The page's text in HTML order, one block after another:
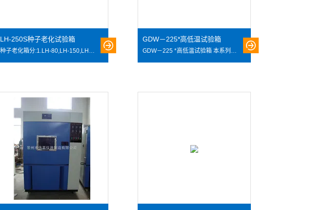
LH-250S种子老化试验箱
种子老化箱分:1.LH-80,LH-150,LH-150-I是水套式加热方式， LH-150S是平衡式加湿。 2.微电脑温、湿度控制器控温、湿度精确可靠。 3.采用不锈钢内胆，四角圆弧型，易清洁。 4.*的风道循环系统，确保工作室温湿度均匀分布。
GDW－225*高低温试验箱
GDW－225 *高低温试验箱 本系列产品可以用来考核和确定电工、电子产品在高低温环境条件下贮存和使用的适应性。适用于学校、科研、工厂、军工等单位。